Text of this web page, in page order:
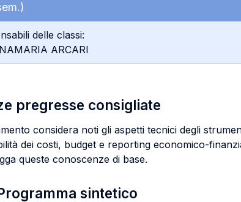
delle classi:
ARCARI
pregresse consigliate
considera noti gli aspetti tecnici degli
dei costi, budget e reporting economico-
queste conoscenze di base.
sintetico